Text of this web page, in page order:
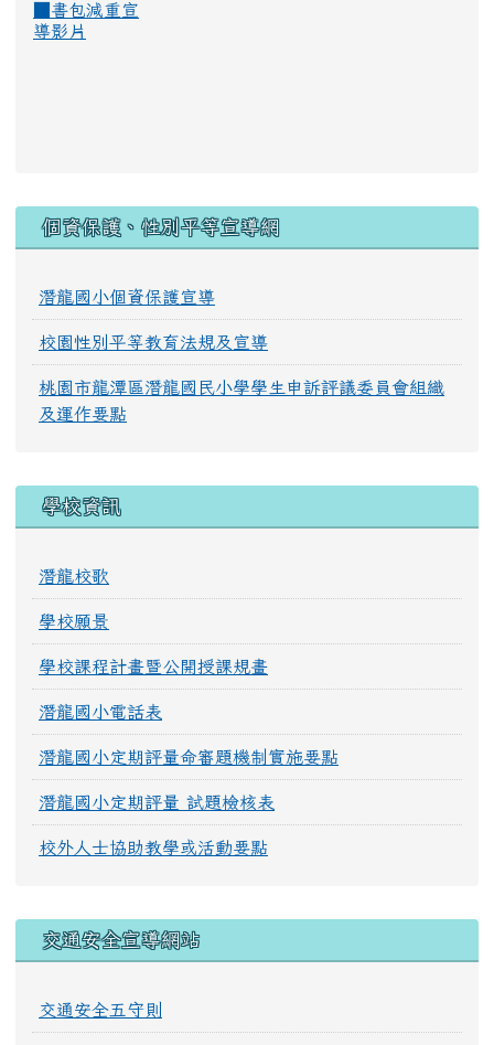
書包減重宣
導影片
個資保護、性別平等宣導網
潛龍國小個資保護宣導
校園性別平等教育法規及宣導
桃園市龍潭區潛龍國民小學學生申訴評議委員會組織
及運作要點
學校資訊
潛龍校歌
學校願景
學校課程計畫暨公開授課規畫
潛龍國小電話表
潛龍國小定期評量命審題機制實施要點
潛龍國小定期評量 試題檢核表
校外人士協助教學或活動要點
交通安全宣導網站
交通安全五守則